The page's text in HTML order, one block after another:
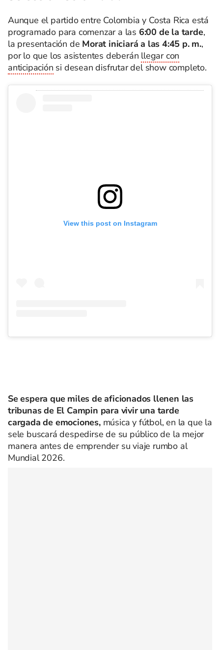
Aunque el partido entre Colombia y Costa Rica está
programado para comenzar a las 6:00 de la tarde,
la presentación de Morat iniciará a las 4:45 p. m.,
por lo que los asistentes deberán llegar con
anticipación si desean disfrutar del show completo.
View this post on Instagram
Se espera que miles de aficionados llenen las
tribunas de El Campin para vivir una tarde
cargada de emociones, música y fútbol, en la que la
sele buscará despedirse de su público de la mejor
manera antes de emprender su viaje rumbo al
Mundial 2026.